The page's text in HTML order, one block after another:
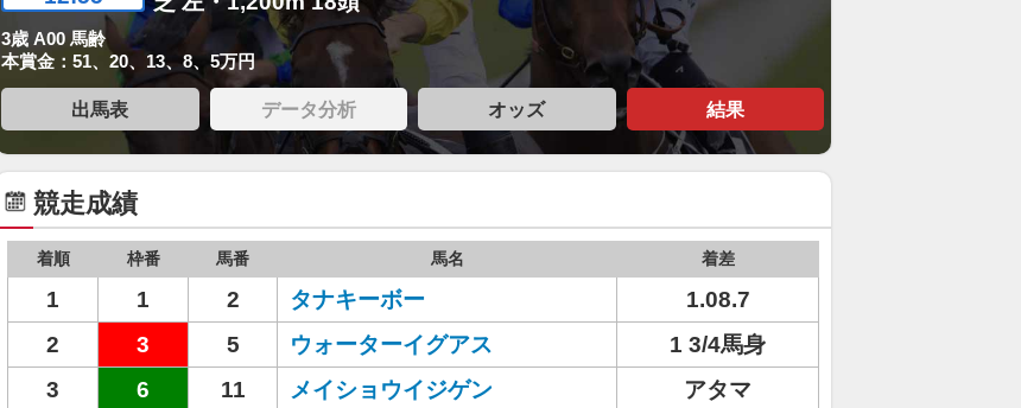
3歳 A00 馬齢
本賞金：51、20、13、8、5万円
出馬表 データ分析 オッズ 結果
競走成績
着順 枠番 馬番 馬名 着差
1 1 2 タナキーボー
1.08.7
2
3 5 ウォーターイグアス
1 3/4馬身
3
6 11 メイショウイジゲン
アタマ